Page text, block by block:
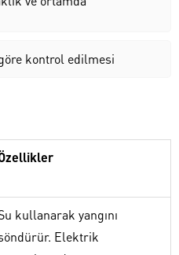
kontrol edilmesi
kullanarak yangını
Elektrik